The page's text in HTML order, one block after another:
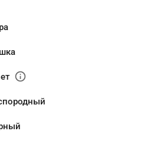
info